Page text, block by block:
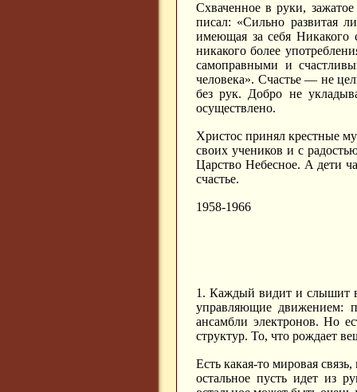
Схваченное в руки,
писал: «Сильно развитая
имеющая за себя Никакого
никакого более
самоправными и
человека». Счастье — не
без рук. Добро не
осуществлено.
Христос принял крестные
своих учеников и с
Царство Небесное. А дети
счастье.
1958-1966
1. Каждый видит и слышит
управляющие движением:
ансамбли электронов. Но
структур. То, что рождает
Есть какая-то мировая
остальное пусть идет из